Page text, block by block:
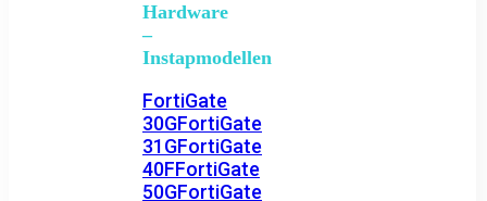
Hardware
–
Instapmodellen
FortiGate
30GFortiGate
31GFortiGate
40FFortiGate
50GFortiGate